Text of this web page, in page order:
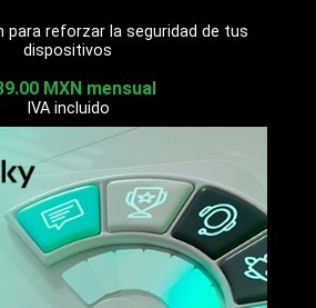
para reforzar la seguridad de tus
dispositivos
MXN mensual
IVA incluido